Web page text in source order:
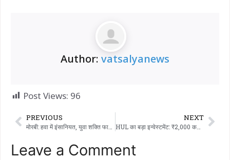
Author: vatsalyanews
Post Views: 96
PREVIOUS NEXT
HUL का बड़ा इन्वेस्टमेंट: ₹2,000 करोड़की कैपेसिटी…!!!
Leave a Comment